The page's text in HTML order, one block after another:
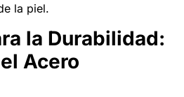
la piel.
la Durabilidad:
Acero